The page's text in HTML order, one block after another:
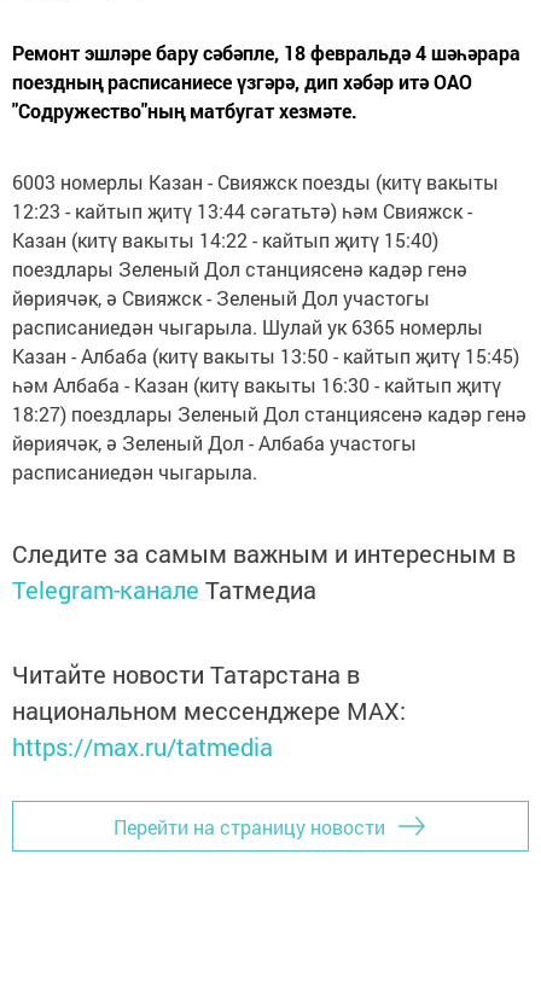
Ремонт эшләре бару сәбәпле, 18 февральдә 4 шәһәрара
поездның расписаниесе үзгәрә, дип хәбәр итә ОАО
"Содружество"ның матбугат хезмәте.
6003 номерлы Казан - Свияжск поезды (китү вакыты
12:23 - кайтып җитү 13:44 сәгатьтә) һәм Свияжск -
Казан (китү вакыты 14:22 - кайтып җитү 15:40)
поездлары Зеленый Дол станциясенә кадәр генә
йөриячәк, ә Свияжск - Зеленый Дол участогы
расписаниедән чыгарыла. Шулай ук 6365 номерлы
Казан - Албаба (китү вакыты 13:50 - кайтып җитү 15:45)
һәм Албаба - Казан (китү вакыты 16:30 - кайтып җитү
18:27) поездлары Зеленый Дол станциясенә кадәр генә
йөриячәк, ә Зеленый Дол - Албаба участогы
расписаниедән чыгарыла.
Следите за самым важным и интересным в
Telegram-канале Татмедиа
Читайте новости Татарстана в
национальном мессенджере MАХ:
https://max.ru/tatmedia
Перейти на страницу новости